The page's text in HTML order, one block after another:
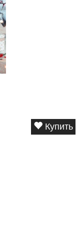
Купить